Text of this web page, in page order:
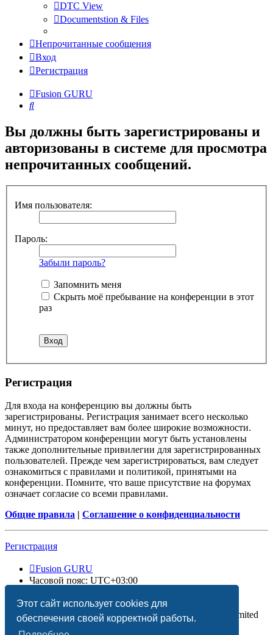
Этот сайт использует cookies для
обеспечения своей корректной работы.
DTC View
Documentstion & Files
Непрочитанные сообщения
Вход
Регистрация
Fusion GURU
Поиск
Вы должны быть зарегистрированы и
авторизованы в системе для просмотра
непрочитанных сообщений.
Имя пользователя:
Пароль:
Забыли пароль?
Запомнить меня
Скрыть моё пребывание на конференции в этот
раз
Регистрация
Для входа на конференцию вы должны быть
зарегистрированы. Регистрация занимает всего несколько
минут, но предоставляет вам более широкие возможности.
Администратором конференции могут быть установлены
также дополнительные привилегии для зарегистрированных
пользователей. Прежде чем зарегистрироваться, вам следует
ознакомиться с правилами и политикой, принятыми на
конференции. Помните, что ваше присутствие на форумах
означает согласие со всеми правилами.
Общие правила | Соглашение о конфиденциальности
Регистрация
Fusion GURU
Часовой пояс: UTC+03:00
Создано на основеphpBB® Forum Software © phpBB Limited